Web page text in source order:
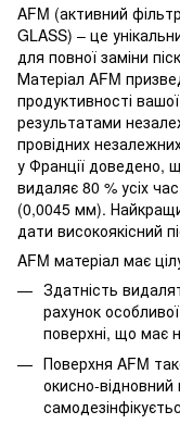
AFM (активний
GLASS) – це
для повної заміни
Матеріал AFM
продуктивності
результатами
провідних
у Франції доведено,
видаляє 80 % усіх
(0,0045 мм).
дати високоякісний
AFM матеріал має
Здатність
рахунок
поверхні, що має
Поверхня AFM
окисно-